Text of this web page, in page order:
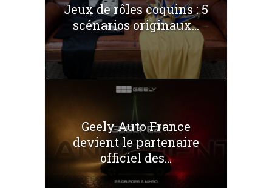
Jeux de rôles coquins : 5
scénarios originaux...
Geely Auto France
devient le partenaire
officiel des...